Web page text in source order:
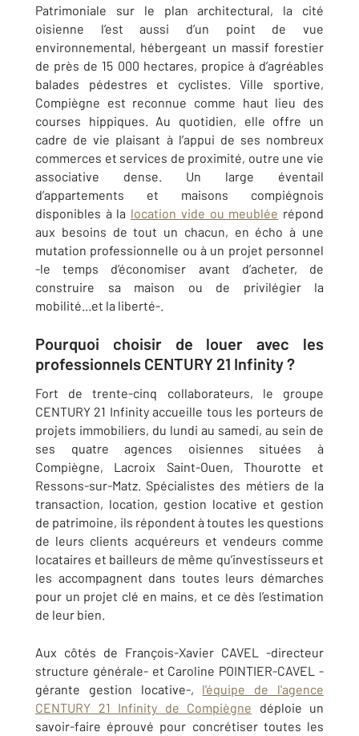
Patrimoniale sur le plan architectural, la cité
oisienne l’est aussi d’un point de vue
environnemental, hébergeant un massif forestier
de près de 15 000 hectares, propice à d’agréables
balades pédestres et cyclistes. Ville sportive,
Compiègne est reconnue comme haut lieu des
courses hippiques. Au quotidien, elle offre un
cadre de vie plaisant à l’appui de ses nombreux
commerces et services de proximité, outre une vie
associative dense. Un large éventail
d’appartements et maisons compiégnois
disponibles à la location vide ou meublée répond
aux besoins de tout un chacun, en écho à une
mutation professionnelle ou à un projet personnel
-le temps d’économiser avant d’acheter, de
construire sa maison ou de privilégier la
mobilité...et la liberté-.
Pourquoi choisir de louer avec les
professionnels CENTURY 21 Infinity ?
Fort de trente-cinq collaborateurs, le groupe
CENTURY 21 Infinity accueille tous les porteurs de
projets immobiliers, du lundi au samedi, au sein de
ses quatre agences oisiennes situées à
Compiègne, Lacroix Saint-Ouen, Thourotte et
Ressons-sur-Matz. Spécialistes des métiers de la
transaction, location, gestion locative et gestion
de patrimoine, ils répondent à toutes les questions
de leurs clients acquéreurs et vendeurs comme
locataires et bailleurs de même qu’investisseurs et
les accompagnent dans toutes leurs démarches
pour un projet clé en mains, et ce dès l’estimation
de leur bien.
Aux côtés de François-Xavier CAVEL -directeur
structure générale- et Caroline POINTIER-CAVEL -
gérante gestion locative-, l'équipe de l'agence
CENTURY 21 Infinity de Compiègne déploie un
savoir-faire éprouvé pour concrétiser toutes les